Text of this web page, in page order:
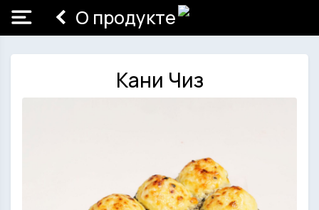
О продукте
Кани Чиз